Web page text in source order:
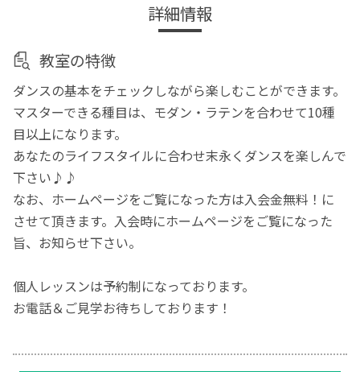
詳細情報
教室の特徴
ダンスの基本をチェックしながら楽しむことができます。
マスターできる種目は、モダン・ラテンを合わせて10種
目以上になります。
あなたのライフスタイルに合わせ末永くダンスを楽しんで
下さい♪♪
なお、ホームページをご覧になった方は入会金無料！に
させて頂きます。入会時にホームページをご覧になった
旨、お知らせ下さい。
個人レッスンは予約制になっております。
お電話＆ご見学お待ちしております！